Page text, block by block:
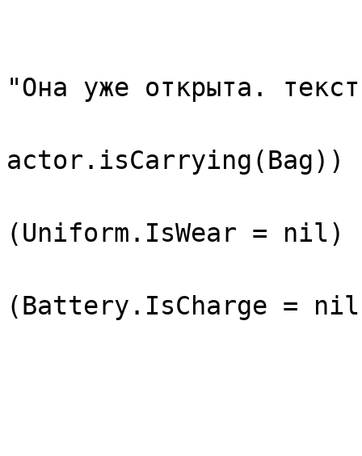
"Она уже открыта.
actor.isCarrying(Bag))
(Uniform.IsWear = nil)
(Battery.IsCharge =